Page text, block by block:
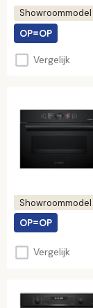
Showroommodel
OP=OP
Vergelijk
Showroommodel
OP=OP
Vergelijk